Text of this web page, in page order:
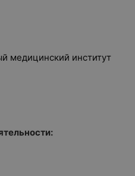
медицинский институт